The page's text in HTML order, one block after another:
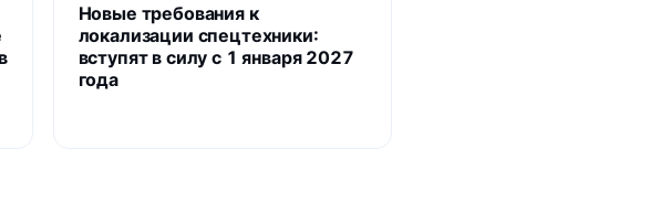
Новые требования к
локализации спецтехники:
вступят в силу с 1 января 2027
года